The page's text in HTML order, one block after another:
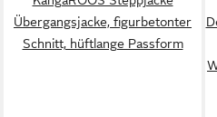
Übergangsjacke, figurbetonter
Schnitt, hüftlange Passform